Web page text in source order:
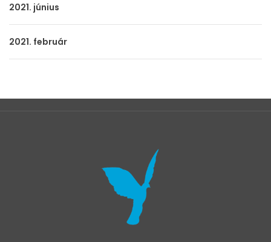
2021. június
2021. február